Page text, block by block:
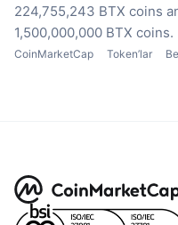
224,755,243 BTX coins
1,500,000,000 BTX coins.
CoinMarketCap Token’lar